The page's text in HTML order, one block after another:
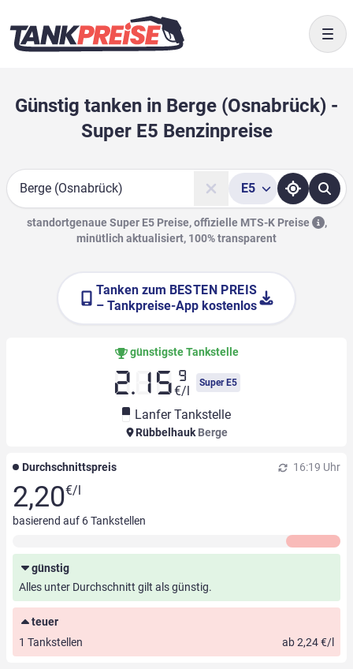
Günstig tanken in Berge (Osnabrück) -
Super E5 Benzinpreise
Suche
E5
standortgenaue Super E5 Preise, offizielle MTS-K Preise
,
minütlich aktualisiert, 100% transparent
Tanken zum BESTEN PREIS
– Tankpreise-App kostenlos
günstigste Tankstelle
2.15 9
€/l
Super E5
Lanfer Tankstelle
RübbelhaukBerge
Durchschnittspreis 16:19 Uhr
2,20€/l
basierend auf 6Tankstellen
günstig
Alles unter Durchschnitt gilt als günstig.
teuer
1 Tankstellen
ab 2,24 €/l